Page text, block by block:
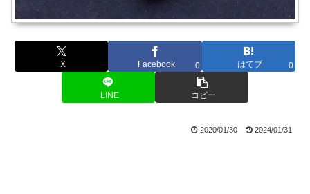
X Facebook 0 はてブ 0
LINE コピー
2020/01/30 2024/01/31